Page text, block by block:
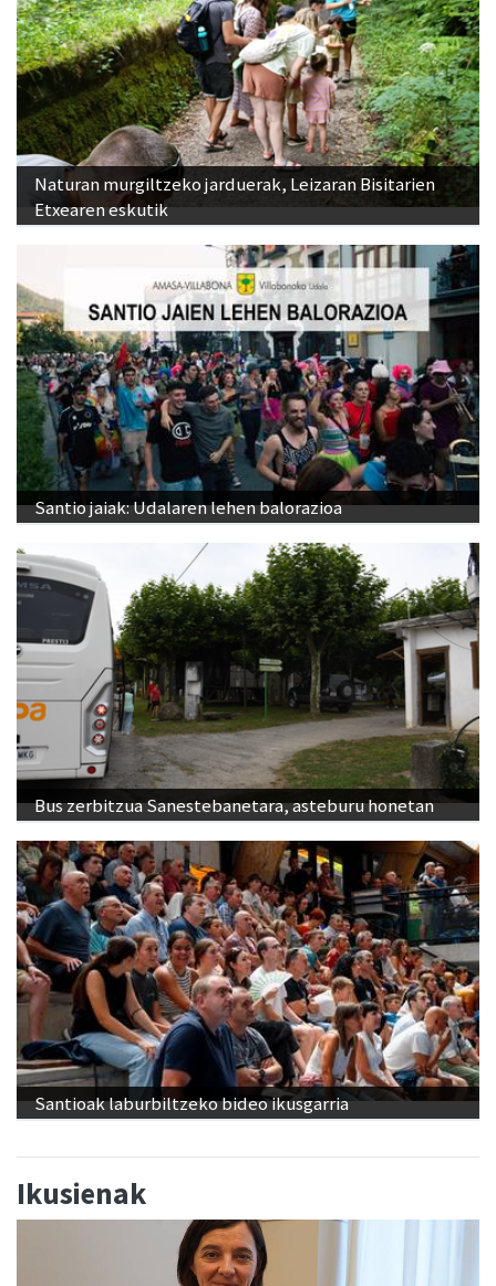
Naturan murgiltzeko jarduerak, Leizaran Bisitarien
Etxearen eskutik
Santio jaiak: Udalaren lehen balorazioa
Bus zerbitzua Sanestebanetara, asteburu honetan
Santioak laburbiltzeko bideo ikusgarria
Ikusienak